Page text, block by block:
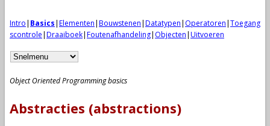
Intro| Basics|Elementen|Bouwstenen|Datatypen| Operatoren|Toegang
scontrole|Draaiboek|Foutenafhandeling| Objecten|Uitvoeren
Object Oriented Programming basics
Abstracties (abstractions)